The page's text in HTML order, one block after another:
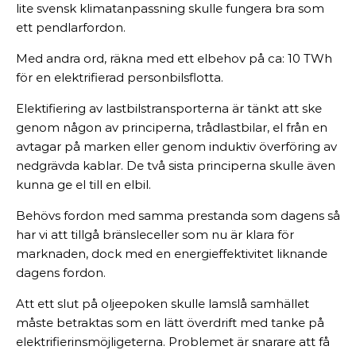
lite svensk klimatanpassning skulle fungera bra som
ett pendlarfordon.
Med andra ord, räkna med ett elbehov på ca: 10 TWh
för en elektrifierad personbilsflotta.
Elektifiering av lastbilstransporterna är tänkt att ske
genom någon av principerna, trådlastbilar, el från en
avtagar på marken eller genom induktiv överföring av
nedgrävda kablar. De två sista principerna skulle även
kunna ge el till en elbil.
Behövs fordon med samma prestanda som dagens så
har vi att tillgå bränsleceller som nu är klara för
marknaden, dock med en energieffektivitet liknande
dagens fordon.
Att ett slut på oljeepoken skulle lamslå samhället
måste betraktas som en lätt överdrift med tanke på
elektrifierinsmöjligeterna. Problemet är snarare att få